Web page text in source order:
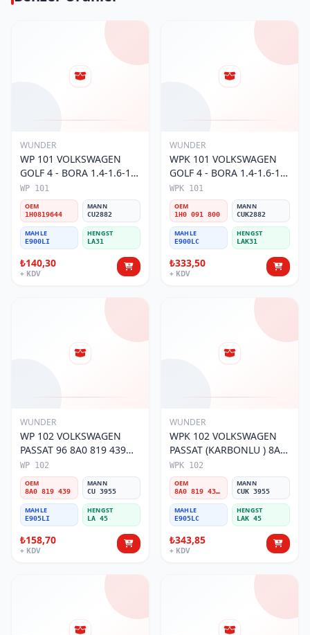
WUNDER
WP 101 VOLKSWAGEN
GOLF 4 - BORA 1.4-1.6-1.8
POLO III 1H0 819 644
Polen Filtresi
WP 101
OEM
1H0819644
MANN
CU2882
MAHLE
E900LI
HENGST
LA31
₺140,30
+ KDV
WUNDER
WPK 101 VOLKSWAGEN
GOLF 4 - BORA 1.4-1.6-1.8
POLO III KARBONLU 1H0
091 800 Polen Filtresi
WPK 101
OEM
1H0 091 800
MANN
CUK2882
MAHLE
E900LC
HENGST
LAK31
₺333,50
+ KDV
WUNDER
WP 102 VOLKSWAGEN
PASSAT 96 8A0 819 439
Polen Filtresi
WP 102
OEM
8A0 819 439
MANN
CU 3955
MAHLE
E905LI
HENGST
LA 45
₺158,70
+ KDV
WUNDER
WPK 102 VOLKSWAGEN
PASSAT (KARBONLU ) 8A0
819 439B Polen Filtresi
WPK 102
OEM
8A0 819 439B
MANN
CUK 3955
MAHLE
E905LC
HENGST
LAK 45
₺343,85
+ KDV